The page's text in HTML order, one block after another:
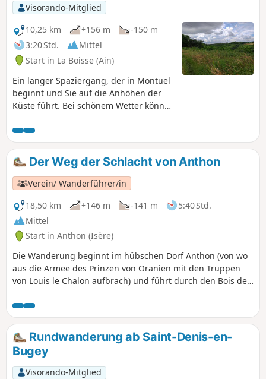
Visorando-Mitglied
10,25 km
+156 m
-150 m
3:20 Std.
Mittel
Start in La Boisse (Ain)
Ein langer Spaziergang, der in Montuel
beginnt und Sie auf die Anhöhen der
Küste führt. Bei schönem Wetter können
bewundern. Wenn Sie Lust haben, wird
die Madonna Ihnen dankbar sein, wenn
Sie auf dem Rückweg einen Abstecher
zur Kapelle Saint-Barthélemy machen.
Der Weg der Schlacht von Anthon
Verein/ Wanderführer/in
18,50 km
+146 m -141 m
5:40 Std.
Mittel
Start in Anthon (Isère)
Die Wanderung beginnt im hübschen Dorf Anthon (von wo
aus die Armee des Prinzen von Oranien mit den Truppen
von Louis le Chalon aufbrach) und führt durch den Bois des
die Ferme de la Batterie, Les Burlanchères und dann zu den
Ruinen des Château de Malatrait. Weiter geht es zur Ferme
des Franchises, einem Ort namens Le Cheval Mort
(Begräbnisstätte für tote Pferde), dann ein kleiner
Abstecher zum Étang des Portions und zurück auf dem
gleichen Weg.
Rundwanderung ab Saint-Denis-en-
Bugey
Visorando-Mitglied